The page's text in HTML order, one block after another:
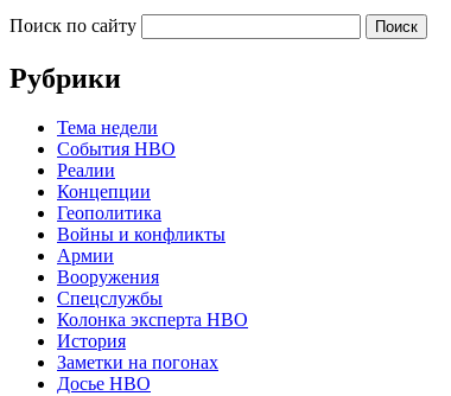
Поиск по сайту
Рубрики
Тема недели
События НВО
Реалии
Концепции
Геополитика
Войны и конфликты
Армии
Вооружения
Спецслужбы
Колонка эксперта НВО
История
Заметки на погонах
Досье НВО